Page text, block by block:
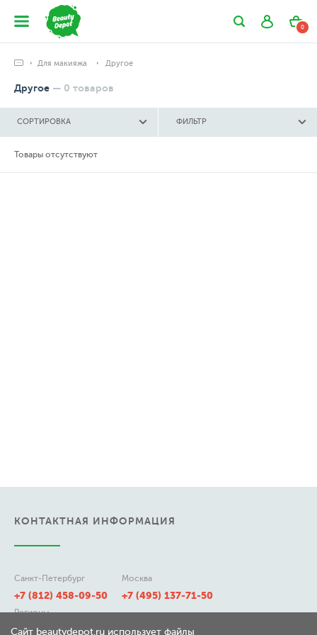
0
Для макияжа Другое
Другое — 0 товаров
СОРТИРОВКА ФИЛЬТР
Товары отсутствуют
КОНТАКТНАЯ ИНФОРМАЦИЯ
Санкт-Петербург
+7 (812) 458-09-50
Москва
+7 (495) 137-71-50
Регионы
8 (800) 511-21-50
Сайт beautydepot.ru использует файлы